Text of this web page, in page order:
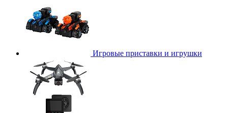
Игровые приставки и игрушки